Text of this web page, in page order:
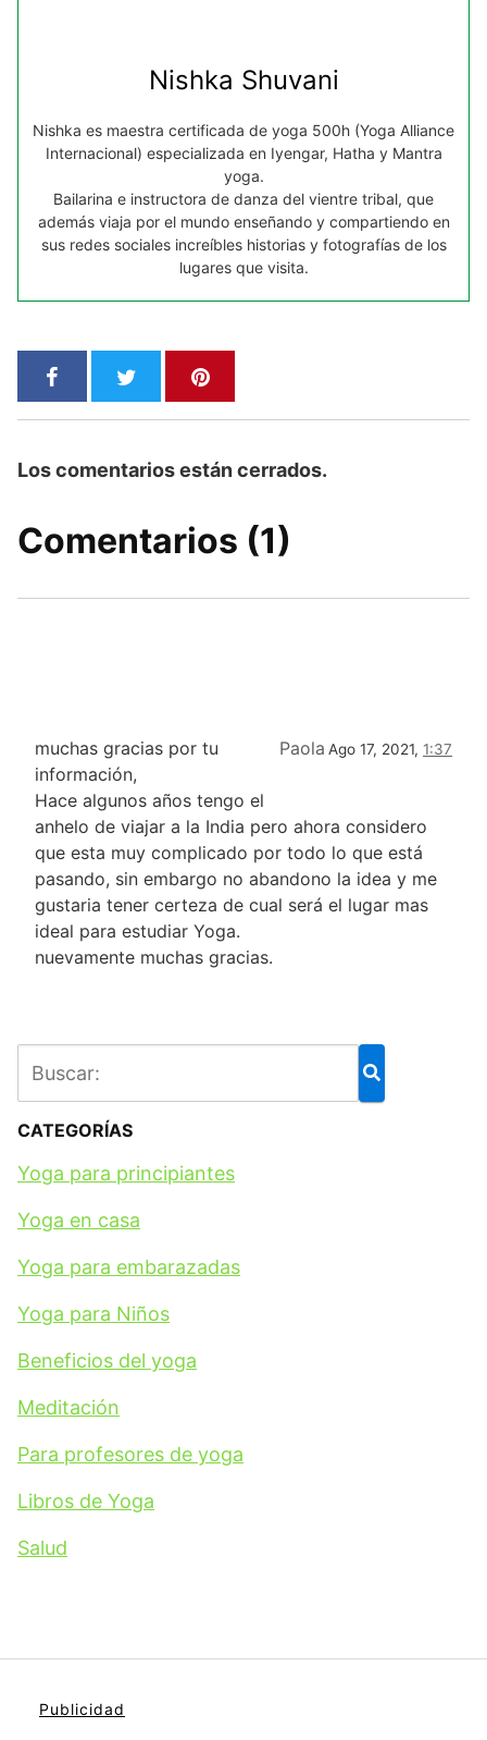
Nishka Shuvani
Nishka es maestra certificada de yoga 500h (Yoga Alliance
Internacional) especializada en Iyengar, Hatha y Mantra
yoga.
Bailarina e instructora de danza del vientre tribal, que
además viaja por el mundo enseñando y compartiendo en
sus redes sociales increíbles historias y fotografías de los
lugares que visita.
Los comentarios están cerrados.
Comentarios (1)
Paola Ago 17, 2021, 1:37
muchas gracias por tu
información,
Hace algunos años tengo el
anhelo de viajar a la India pero ahora considero
que esta muy complicado por todo lo que está
pasando, sin embargo no abandono la idea y me
gustaria tener certeza de cual será el lugar mas
ideal para estudiar Yoga.
nuevamente muchas gracias.
CATEGORÍAS
Yoga para principiantes
Yoga en casa
Yoga para embarazadas
Yoga para Niños
Beneficios del yoga
Meditación
Para profesores de yoga
Libros de Yoga
Salud
Publicidad